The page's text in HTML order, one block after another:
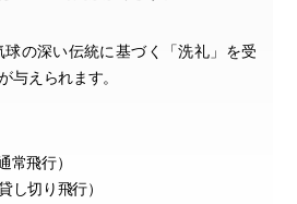
の深い伝統に基づく「洗礼」を受
与えられます。
常飛行）
し切り飛行）